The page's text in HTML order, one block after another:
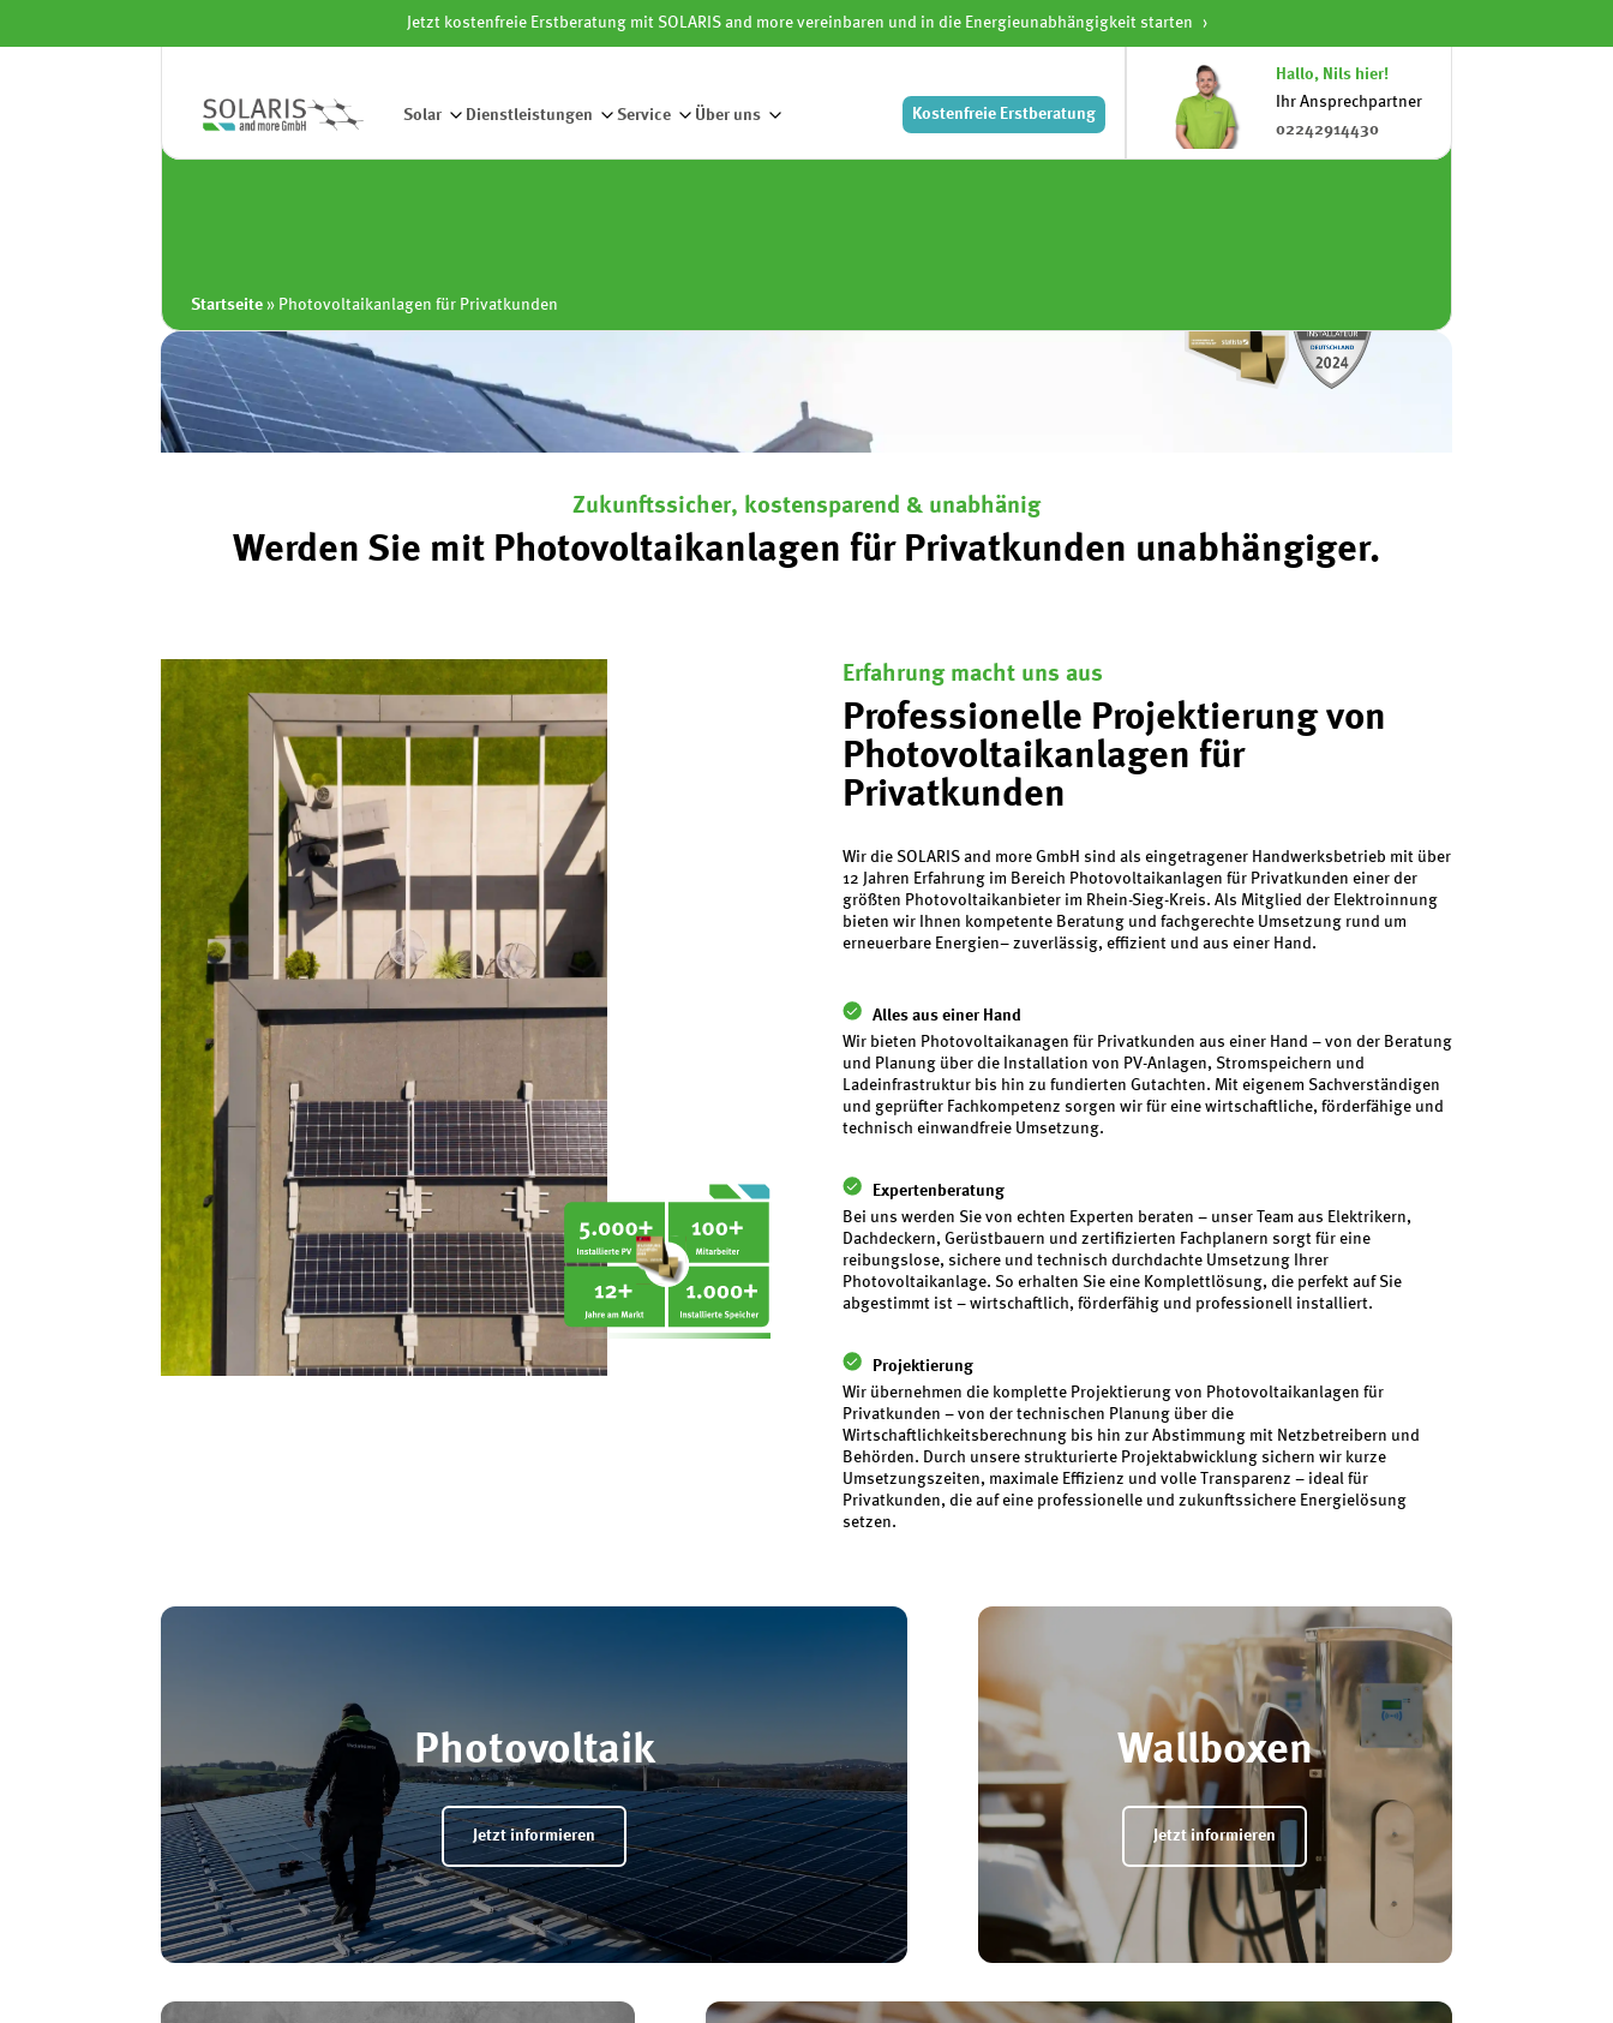
Jetzt kostenfreie Erstberatung mit SOLARIS and more vereinbaren und in die Energieunabhängigkeit starten
Solar Dienstleistungen Service Über uns Kostenfreie Erstberatung
Hallo, Nils hier!
Ihr Ansprechpartner
02242914430
Startseite » Photovoltaikanlagen für Privatkunden
Zukunftssicher, kostensparend & unabhänig
Werden Sie mit Photovoltaikanlagen für Privatkunden unabhängiger.
Erfahrung macht uns aus
Professionelle Projektierung von
Photovoltaikanlagen für
Privatkunden
Wir die SOLARIS and more GmbH sind als eingetragener Handwerksbetrieb mit über
12 Jahren Erfahrung im Bereich Photovoltaikanlagen für Privatkunden einer der
größten Photovoltaikanbieter im Rhein-Sieg-Kreis. Als Mitglied der Elektroinnung
bieten wir Ihnen kompetente Beratung und fachgerechte Umsetzung rund um
erneuerbare Energien– zuverlässig, effizient und aus einer Hand.
Alles aus einer Hand
Wir bieten Photovoltaikanagen für Privatkunden aus einer Hand – von der Beratung
und Planung über die Installation von PV-Anlagen, Stromspeichern und
Ladeinfrastruktur bis hin zu fundierten Gutachten. Mit eigenem Sachverständigen
und geprüfter Fachkompetenz sorgen wir für eine wirtschaftliche, förderfähige und
technisch einwandfreie Umsetzung.
Expertenberatung
Bei uns werden Sie von echten Experten beraten – unser Team aus Elektrikern,
Dachdeckern, Gerüstbauern und zertifizierten Fachplanern sorgt für eine
reibungslose, sichere und technisch durchdachte Umsetzung Ihrer
Photovoltaikanlage. So erhalten Sie eine Komplettlösung, die perfekt auf Sie
abgestimmt ist – wirtschaftlich, förderfähig und professionell installiert.
Projektierung
Wir übernehmen die komplette Projektierung von Photovoltaikanlagen für
Privatkunden – von der technischen Planung über die
Wirtschaftlichkeitsberechnung bis hin zur Abstimmung mit Netzbetreibern und
Behörden. Durch unsere strukturierte Projektabwicklung sichern wir kurze
Umsetzungszeiten, maximale Effizienz und volle Transparenz – ideal für
Privatkunden, die auf eine professionelle und zukunftssichere Energielösung
setzen.
Photovoltaik
Jetzt informieren
Wallboxen
Jetzt informieren